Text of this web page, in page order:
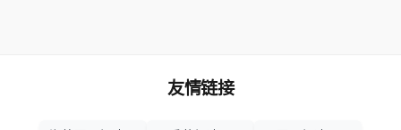
友情链接